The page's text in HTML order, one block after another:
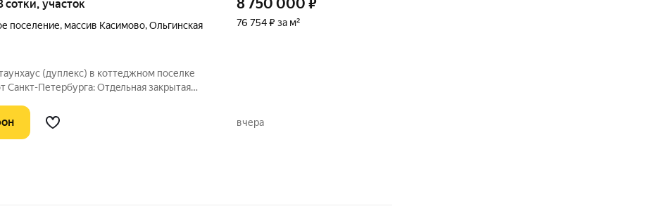
сотки, участок
поселение, массив Касимово,Ольгинская
(дуплекс) в коттеджном поселке
Oтдeльнaя закрытaя
8 750 000 ₽
76 754 ₽ за м²
вчера